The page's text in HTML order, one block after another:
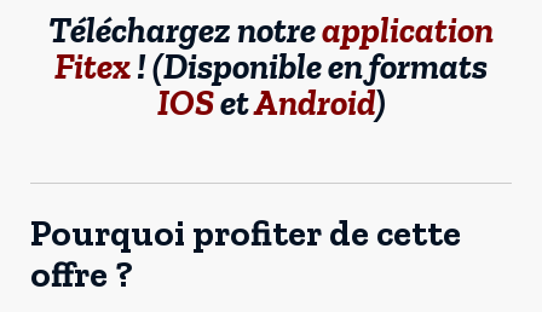
Téléchargez notreapplication
Fitex! (Disponible en formats
IOSetAndroid)
Pourquoi profiter de cette
offre ?